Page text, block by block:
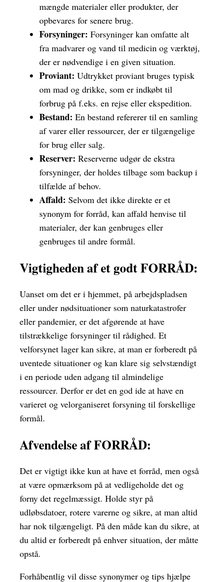
mængde materialer eller produkter, der
opbevares for senere brug.
Forsyninger: Forsyninger kan omfatte alt
fra madvarer og vand til medicin og værktøj,
der er nødvendige i en given situation.
Proviant: Udtrykket proviant bruges typisk
om mad og drikke, som er indkøbt til
forbrug på f.eks. en rejse eller ekspedition.
Bestand: En bestand refererer til en samling
af varer eller ressourcer, der er tilgængelige
for brug eller salg.
Reserver: Reserverne udgør de ekstra
forsyninger, der holdes tilbage som backup i
tilfælde af behov.
Affald: Selvom det ikke direkte er et
synonym for forråd, kan affald henvise til
materialer, der kan genbruges eller
genbruges til andre formål.
Vigtigheden af et godt FORRÅD:
Uanset om det er i hjemmet, på arbejdspladsen
eller under nødsituationer som naturkatastrofer
eller pandemier, er det afgørende at have
tilstrækkelige forsyninger til rådighed. Et
velforsynet lager kan sikre, at man er forberedt på
uventede situationer og kan klare sig selvstændigt
i en periode uden adgang til almindelige
ressourcer. Derfor er det en god ide at have en
varieret og velorganiseret forsyning til forskellige
formål.
Afvendelse af FORRÅD:
Det er vigtigt ikke kun at have et forråd, men også
at være opmærksom på at vedligeholde det og
forny det regelmæssigt. Holde styr på
udløbsdatoer, rotere varerne og sikre, at man altid
har nok tilgængeligt. På den måde kan du sikre, at
du altid er forberedt på enhver situation, der måtte
opstå.
Forhåbentlig vil disse synonymer og tips hjælpe